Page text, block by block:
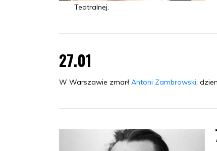
Teatralnej.
27.01
W Warszawie zmarł Antoni Zambrowski,